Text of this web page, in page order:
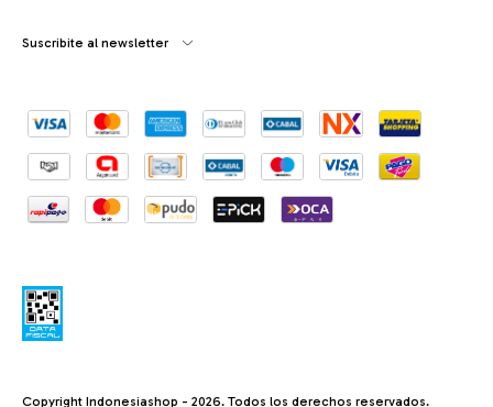
Suscribite al newsletter
Copyright Indonesiashop - 2026. Todos los derechos reservados.